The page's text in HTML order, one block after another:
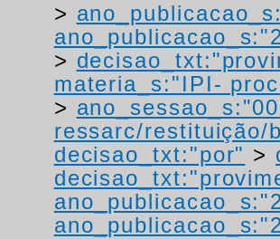
>
>
materia_s:"IPI-
>
ressarc/
decisao_txt:"por" >